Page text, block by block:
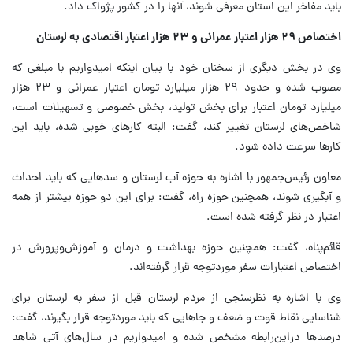
باید مفاخر این استان معرفی شوند، آنها را در کشور پژواک داد.
اختصاص ۲۹ هزار اعتبار عمرانی و ۲۳ هزار اعتبار اقتصادی به لرستان
وی در بخش دیگری از سخنان خود با بیان اینکه امیدواریم با مبلغی که
مصوب شده و حدود ۲۹ هزار میلیارد تومان اعتبار عمرانی و ۲۳ هزار
میلیارد تومان اعتبار برای بخش تولید، بخش خصوصی و تسهیلات است،
شاخص‌های لرستان تغییر کند، گفت: البته کارهای خوبی شده، باید این
کارها سرعت داده شود.
معاون رئیس‌جمهور با اشاره به حوزه آب لرستان و سدهایی که باید احداث
و آبگیری شوند، همچنین حوزه راه، گفت: برای این دو حوزه بیشتر از همه
اعتبار در نظر گرفته شده است.
قائم‌پناه، گفت: همچنین حوزه بهداشت و درمان و آموزش‌وپرورش در
اختصاص اعتبارات سفر موردتوجه قرار گرفته‌اند.
وی با اشاره به نظرسنجی از مردم لرستان قبل از سفر به لرستان برای
شناسایی نقاط قوت و ضعف و جاهایی که باید موردتوجه قرار بگیرند، گفت:
درصدها دراین‌رابطه مشخص شده و امیدواریم در سال‌های آتی شاهد